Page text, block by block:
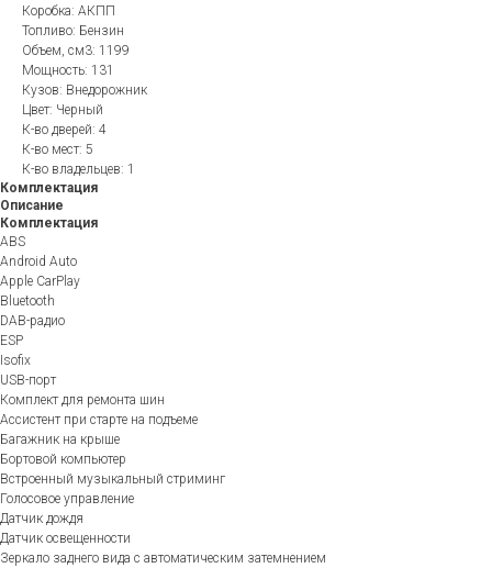
Коробка: АКПП
Топливо: Бензин
Объем, см3: 1199
Мощность: 131
Кузов: Внедорожник
Цвет: Черный
К-во дверей: 4
К-во мест: 5
К-во владельцев: 1
Комплектация
Описание
Комплектация
ABS
Android Auto
Apple CarPlay
Bluetooth
DAB-радио
ESP
Isofix
USB-порт
Комплект для ремонта шин
Ассистент при старте на подъеме
Багажник на крыше
Бортовой компьютер
Встроенный музыкальный стриминг
Голосовое управление
Датчик дождя
Датчик освещенности
Зеркало заднего вида с автоматическим затемнением